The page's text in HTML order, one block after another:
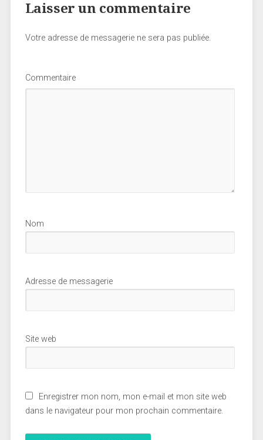
Laisser un commentaire
Votre adresse de messagerie ne sera pas publiée.
Commentaire
Nom
Adresse de messagerie
Site web
Enregistrer mon nom, mon e-mail et mon site web
dans le navigateur pour mon prochain commentaire.